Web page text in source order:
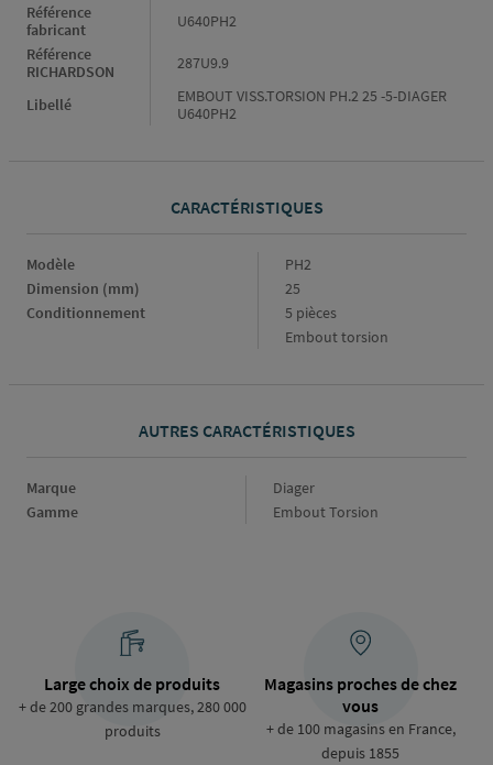
Référence
fabricant
U640PH2
Référence
RICHARDSON
287U9.9
Libellé
EMBOUT VISS.TORSION PH.2 25 -5-DIAGER
U640PH2
CARACTÉRISTIQUES
Caractéristiques
Modèle
PH2
Dimension (mm)
25
Conditionnement
5 pièces
Embout torsion
AUTRES CARACTÉRISTIQUES
Marque Marque
Diager
Gamme
Gamme
Embout Torsion
Large choix de produits
+ de 200 grandes marques, 280 000
produits
Magasins proches de chez
vous
+ de 100 magasins en France,
depuis 1855